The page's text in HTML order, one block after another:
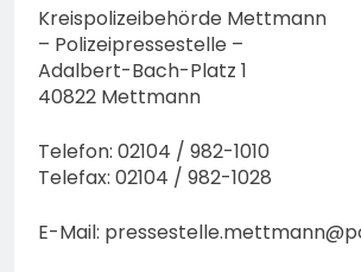
Kreispolizeibehörde Mettmann
– Polizeipressestelle –
Adalbert-Bach-Platz 1
40822 Mettmann
Telefon: 02104 / 982-1010
Telefax: 02104 / 982-1028
E-Mail: